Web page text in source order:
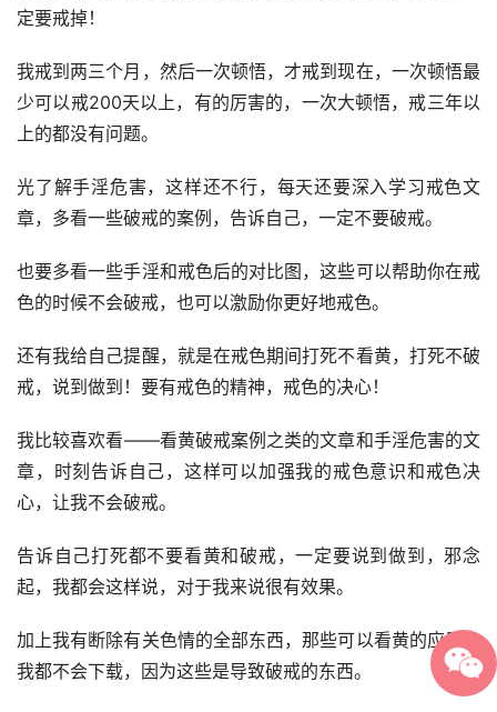
定要戒掉！
我戒到两三个月，然后一次顿悟，才戒到现在，一次顿悟最
少可以戒200天以上，有的厉害的，一次大顿悟，戒三年以
上的都没有问题。
光了解手淫危害，这样还不行，每天还要深入学习戒色文
章，多看一些破戒的案例，告诉自己，一定不要破戒。
也要多看一些手淫和戒色后的对比图，这些可以帮助你在戒
色的时候不会破戒，也可以激励你更好地戒色。
还有我给自己提醒，就是在戒色期间打死不看黄，打死不破
戒，说到做到！要有戒色的精神，戒色的决心！
我比较喜欢看——看黄破戒案例之类的文章和手淫危害的文
章，时刻告诉自己，这样可以加强我的戒色意识和戒色决
心，让我不会破戒。
告诉自己打死都不要看黄和破戒，一定要说到做到，邪念
起，我都会这样说，对于我来说很有效果。
加上我有断除有关色情的全部东西，那些可以看黄的应用，
我都不会下载，因为这些是导致破戒的东西。